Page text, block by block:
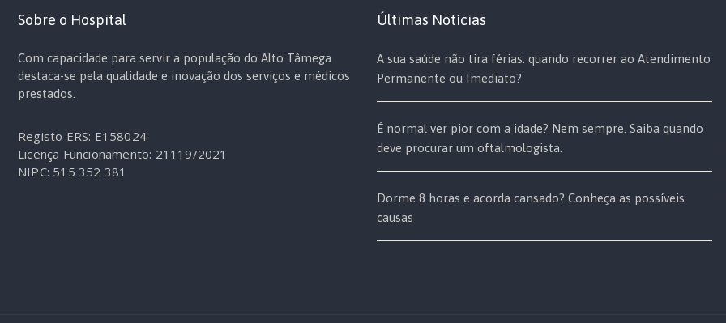
Sobre o Hospital
Com capacidade para servir a população do Alto Tâmega
destaca-se pela qualidade e inovação dos serviços e médicos
prestados.
Registo ERS: E158024
Licença Funcionamento: 21119/2021
NIPC: 515 352 381
Últimas Notícias
A sua saúde não tira férias: quando recorrer ao Atendimento
Permanente ou Imediato?
É normal ver pior com a idade? Nem sempre. Saiba quando
deve procurar um oftalmologista.
Dorme 8 horas e acorda cansado? Conheça as possíveis
causas